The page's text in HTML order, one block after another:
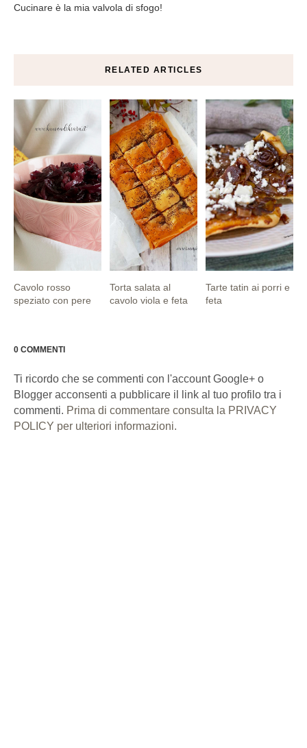
Cucinare è la mia valvola di sfogo!
RELATED ARTICLES
Cavolo rosso
speziato con pere
Torta salata al
cavolo viola e feta
Tarte tatin ai porri e
feta
0 COMMENTI
Ti ricordo che se commenti con l'account Google+ o
Blogger acconsenti a pubblicare il link al tuo profilo tra i
commenti. Prima di commentare consulta la PRIVACY
POLICY per ulteriori informazioni.